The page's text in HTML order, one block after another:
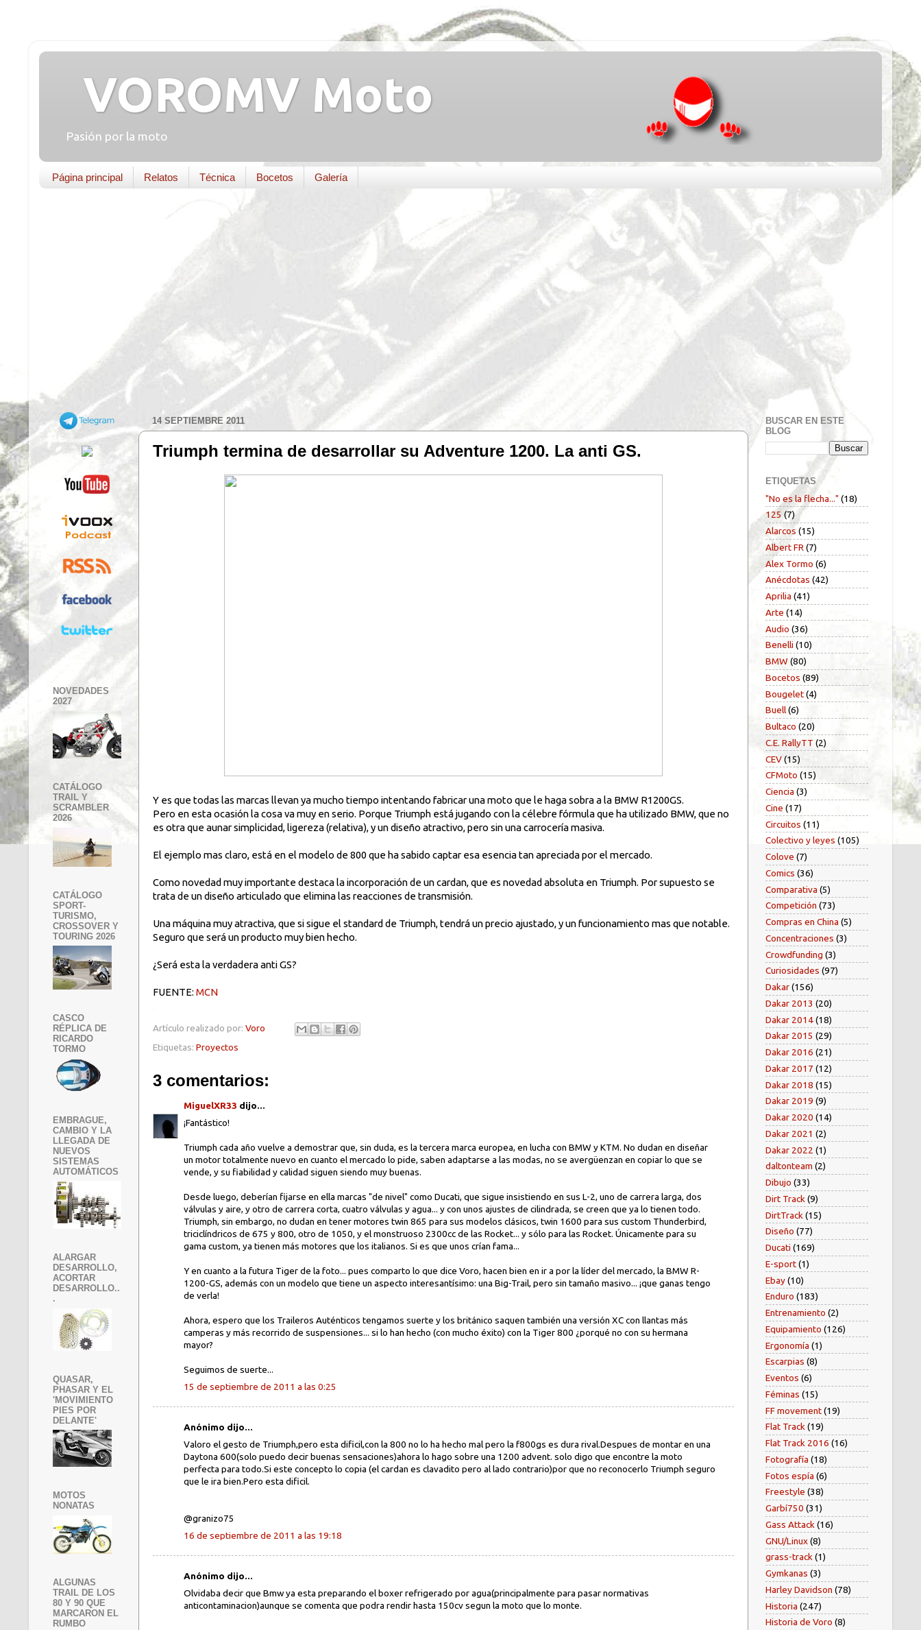
VOROMV Moto
Pasión por la moto
Página principal Relatos Técnica Bocetos Galería
14 SEPTIEMBRE 2011
Triumph termina de desarrollar su Adventure 1200. La anti GS.
Y es que todas las marcas llevan ya mucho tiempo intentando fabricar una moto que le haga sobra a la BMW R1200GS.
Pero en esta ocasión la cosa va muy en serio. Porque Triumph está jugando con la célebre fórmula que ha utilizado BMW, que no
es otra que aunar simplicidad, ligereza (relativa), y un diseño atractivo, pero sin una carrocería masiva.
El ejemplo mas claro, está en el modelo de 800 que ha sabido captar esa esencia tan apreciada por el mercado.
Como novedad muy importante destaca la incorporación de un cardan, que es novedad absoluta en Triumph. Por supuesto se
trata de un diseño articulado que elimina las reacciones de transmisión.
Una máquina muy atractiva, que si sigue el standard de Triumph, tendrá un precio ajustado, y un funcionamiento mas que notable.
Seguro que será un producto muy bien hecho.
¿Será esta la verdadera anti GS?
FUENTE: MCN
Artículo realizado por: Voro
Etiquetas: Proyectos
3 comentarios:
MiguelXR33 dijo...
¡Fantástico!
Triumph cada año vuelve a demostrar que, sin duda, es la tercera marca europea, en lucha con BMW y KTM. No dudan en diseñar
un motor totalmente nuevo en cuanto el mercado lo pide, saben adaptarse a las modas, no se avergüenzan en copiar lo que se
vende, y su fiabilidad y calidad siguen siendo muy buenas.
Desde luego, deberían fijarse en ella marcas "de nivel" como Ducati, que sigue insistiendo en sus L-2, uno de carrera larga, dos
válvulas y aire, y otro de carrera corta, cuatro válvulas y agua... y con unos ajustes de cilindrada, se creen que ya lo tienen todo.
Triumph, sin embargo, no dudan en tener motores twin 865 para sus modelos clásicos, twin 1600 para sus custom Thunderbird,
triciclíndricos de 675 y 800, otro de 1050, y el monstruoso 2300cc de las Rocket... y sólo para las Rocket. Únicamente para su
gama custom, ya tienen más motores que los italianos. Si es que unos crían fama...
Y en cuanto a la futura Tiger de la foto... pues comparto lo que dice Voro, hacen bien en ir a por la líder del mercado, la BMW R-
1200-GS, además con un modelo que tiene un aspecto interesantísimo: una Big-Trail, pero sin tamaño masivo... ¡que ganas tengo
de verla!
Ahora, espero que los Traileros Auténticos tengamos suerte y los británico saquen también una versión XC con llantas más
camperas y más recorrido de suspensiones... si lo han hecho (con mucho éxito) con la Tiger 800 ¿porqué no con su hermana
mayor?
Seguimos de suerte...
15 de septiembre de 2011 a las 0:25
Anónimo dijo...
Valoro el gesto de Triumph,pero esta dificil,con la 800 no lo ha hecho mal pero la f800gs es dura rival.Despues de montar en una
Daytona 600(solo puedo decir buenas sensaciones)ahora lo hago sobre una 1200 advent. solo digo que encontre la moto
perfecta para todo.Si este concepto lo copia (el cardan es clavadito pero al lado contrario)por que no reconocerlo Triumph seguro
que le ira bien.Pero esta dificil.
@granizo75
16 de septiembre de 2011 a las 19:18
Anónimo dijo...
Olvidaba decir que Bmw ya esta preparando el boxer refrigerado por agua(principalmente para pasar normativas
anticontaminacion)aunque se comenta que podra rendir hasta 150cv segun la moto que lo monte.
NOVEDADES
2027
CATÁLOGO
TRAIL Y
SCRAMBLER
2026
CATÁLOGO
SPORT-
TURISMO,
CROSSOVER Y
TOURING 2026
CASCO
RÉPLICA DE
RICARDO
TORMO
EMBRAGUE,
CAMBIO Y LA
LLEGADA DE
NUEVOS
SISTEMAS
AUTOMÁTICOS
ALARGAR
DESARROLLO,
ACORTAR
DESARROLLO..
.
QUASAR,
PHASAR Y EL
'MOVIMIENTO
PIES POR
DELANTE'
MOTOS
NONATAS
ALGUNAS
TRAIL DE LOS
80 Y 90 QUE
MARCARON EL
RUMBO
BUSCAR EN ESTE
BLOG
ETIQUETAS
"No es la flecha..." (18)
125 (7)
Alarcos (15)
Albert FR (7)
Alex Tormo (6)
Anécdotas (42)
Aprilia (41)
Arte (14)
Audio (36)
Benelli (10)
BMW (80)
Bocetos (89)
Bougelet(4)
Buell(6)
Bultaco (20)
C.E. RallyTT (2)
CEV(15)
CFMoto (15)
Ciencia (3)
Cine (17)
Circuitos (11)
Colectivo y leyes (105)
Colove (7)
Comics (36)
Comparativa (5)
Competición (73)
Compras en China (5)
Concentraciones (3)
Crowdfunding (3)
Curiosidades (97)
Dakar(156)
Dakar 2013 (20)
Dakar 2014(18)
Dakar 2015 (29)
Dakar 2016 (21)
Dakar 2017 (12)
Dakar 2018 (15)
Dakar 2019 (9)
Dakar 2020 (14)
Dakar 2021 (2)
Dakar 2022 (1)
daltonteam (2)
Dibujo (33)
Dirt Track (9)
DirtTrack (15)
Diseño (77)
Ducati (169)
E-sport(1)
Ebay(10)
Enduro (183)
Entrenamiento (2)
Equipamiento (126)
Ergonomía (1)
Escarpias (8)
Eventos (6)
Féminas (15)
FF movement(19)
Flat Track(19)
Flat Track 2016 (16)
Fotografía (18)
Fotos espía (6)
Freestyle (38)
Garbí750 (31)
Gass Attack (16)
GNU/Linux(8)
grass-track(1)
Gymkanas (3)
Harley Davidson (78)
Historia (247)
Historia de Voro (8)